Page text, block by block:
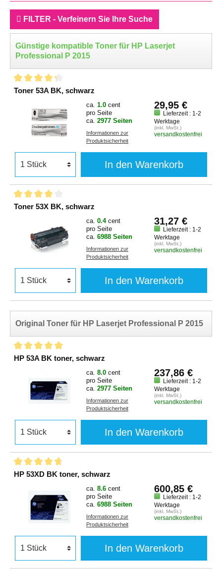
FILTER - Verfeinern Sie Ihre Suche
Günstige kompatible Toner für HP Laserjet
Professional P 2015
Toner 53A BK, schwarz
ca. 1.0 cent
pro Seite
ca. 2977 Seiten
Informationen zur
Produktsicherheit
29,95 €
Lieferzeit : 1-2
Werktage
(inkl. MwSt.)
versandkostenfrei
In den Warenkorb
Toner 53X BK, schwarz
ca. 0.4 cent
pro Seite
ca. 6988 Seiten
Informationen zur
Produktsicherheit
31,27 €
Lieferzeit : 1-2
Werktage
(inkl. MwSt.)
versandkostenfrei
In den Warenkorb
Original Toner für HP Laserjet Professional P 2015
HP 53A BK toner, schwarz
ca. 8.0 cent
pro Seite
ca. 2977 Seiten
Informationen zur
Produktsicherheit
237,86 €
Lieferzeit : 1-2
Werktage
(inkl. MwSt.)
versandkostenfrei
In den Warenkorb
HP 53XD BK toner, schwarz
ca. 8.6 cent
pro Seite
ca. 6988 Seiten
Informationen zur
Produktsicherheit
600,85 €
Lieferzeit : 1-2
Werktage
(inkl. MwSt.)
versandkostenfrei
In den Warenkorb